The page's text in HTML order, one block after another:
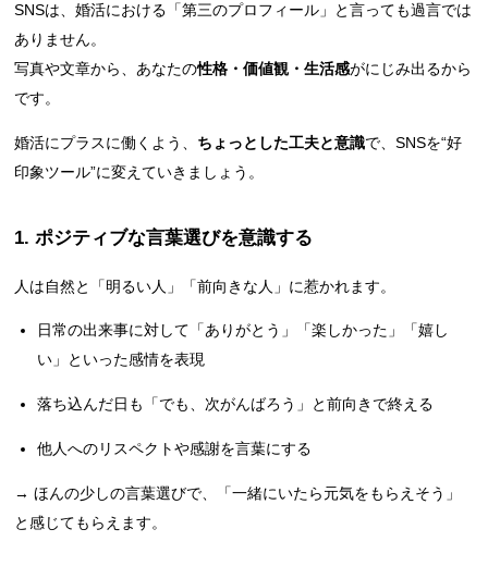
SNSは、婚活における「第三のプロフィール」と言っても過言では
ありません。
写真や文章から、あなたの性格・価値観・生活感がにじみ出るから
です。
婚活にプラスに働くよう、 ちょっとした工夫と意識で、SNSを“好
印象ツール”に変えていきましょう。
1. ポジティブな言葉選びを意識する
人は自然と「明るい人」「前向きな人」に惹かれます。
日常の出来事に対して「ありがとう」「楽しかった」「嬉し
い」といった感情を表現
落ち込んだ日も「でも、次がんばろう」と前向きで終える
他人へのリスペクトや感謝を言葉にする
→ ほんの少しの言葉選びで、「一緒にいたら元気をもらえそう」
と感じてもらえます。